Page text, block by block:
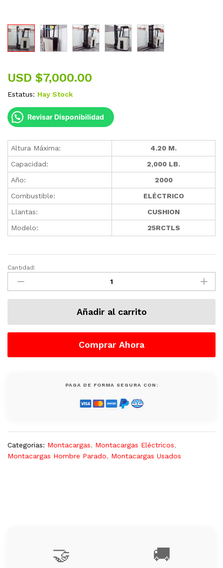
USD $7,000.00
Estatus: Hay Stock
Revisar Disponibilidad
Altura Máxima:
4.20 M.
Capacidad:
2,000 LB.
Año:
2000
Combustible:
ELÉCTRICO
Llantas:
CUSHION
Modelo:
25RCTLS
Montacargas
Crown
Eléctrico
2000
LB
quantity
Cantidad:
Añadir al carrito
Comprar Ahora
PAGA DE FORMA SEGURA CON:
Categorias: Montacargas, Montacargas Eléctricos,
Montacargas Hombre Parado, Montacargas Usados
🤝 🚚